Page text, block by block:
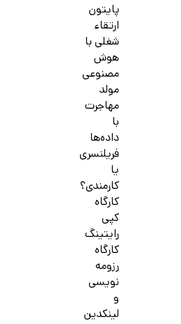
پایتون
ارتقاء
شغلی با
هوش
مصنوعی
مولد
مهاجرت
با
داده‌ها
فریلنسری
یا
کارمندی؟
کارگاه
کپی
رایتینگ
کارگاه
رزومه
نویسی
و
لینکدین